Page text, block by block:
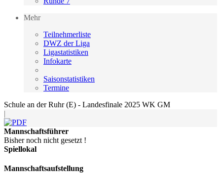
Mehr
Teilnehmerliste
DWZ der Liga
Ligastatistiken
Infokarte
Saisonstatistiken
Termine
Schule an der Ruhr (E) - Landesfinale 2025 WK GM
|
Mannschaftsführer
Bisher noch nicht gesetzt !
Spiellokal
Mannschaftsaufstellung